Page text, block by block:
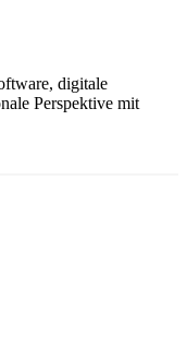
digitale
Perspektive mit